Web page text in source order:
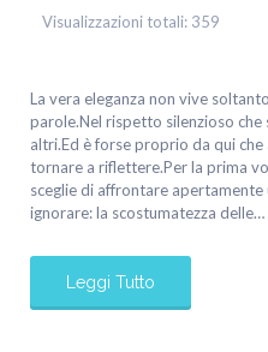
Visualizzazioni totali: 359
La vera eleganza non vive
parole.Nel rispetto silenzioso che
altri.Ed è forse proprio da qui
tornare a riflettere.Per la prima
sceglie di affrontare
ignorare: la scostumatezza delle…
Leggi Tutto